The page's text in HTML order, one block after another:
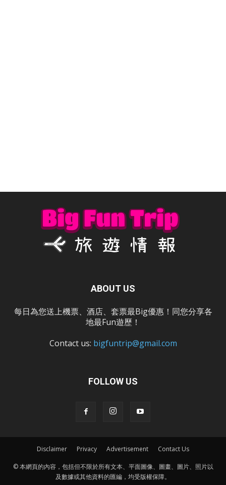
ABOUT US
每日為您送上機票、酒店、套票最Big優惠！同您分享各
地最Fun遊歷！
Contact us: bigfuntrip@gmail.com
FOLLOW US
Disclaimer Privacy Advertisement Contact Us
© 本網頁的內容，包括但不限於所有文本、平面圖像、圖畫、圖片、照片以
及數據或其他資料的匯編，均受版權保障。